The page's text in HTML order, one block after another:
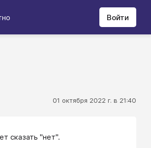
Войти
01 октября 2022 г. в 21:40
сказать "нет".